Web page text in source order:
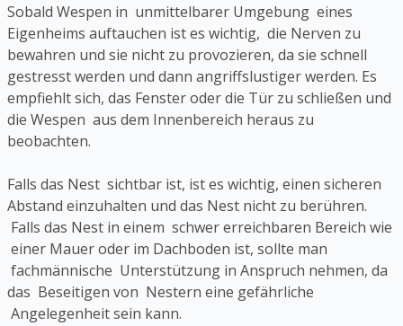
Sobald Wespen in unmittelbarer Umgebung eines
Eigenheims auftauchen ist es wichtig, die Nerven zu
bewahren und sie nicht zu provozieren, da sie schnell
gestresst werden und dann angriffslustiger werden. Es
empfiehlt sich, das Fenster oder die Tür zu schließen und
die Wespen aus dem Innenbereich heraus zu
beobachten.
Falls das Nest sichtbar ist, ist es wichtig, einen sicheren
Abstand einzuhalten und das Nest nicht zu berühren.
Falls das Nest in einem schwer erreichbaren Bereich wie
einer Mauer oder im Dachboden ist, sollte man
fachmännische Unterstützung in Anspruch nehmen, da
das Beseitigen von Nestern eine gefährliche
Angelegenheit sein kann.